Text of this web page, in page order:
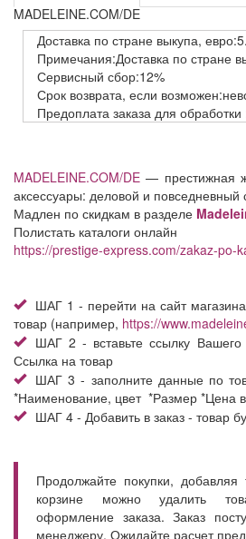
MADELEINE.COM/DE
Доставка по стране выкупа,
Примечания:Доставка по стране
Сервисный сбор:12%
Срок возврата, если
Предоплата заказа для обработки
MADELEINE.COM/DE — престижная
аксессуары: деловой и повседневный
Мадлен по скидкам в разделе
Полистать каталоги онлайн
https://prestige-express.com/zakaz-po-
ШАГ 1 - перейти на сайт
товар (например, https://
ШАГ 2 - вставьте ссылку
Ссылка на товар
ШАГ 3 - заполните данные по
*Наименование, цвет *Размер *Цена
ШАГ 4 - Добавить в заказ - товар
Продолжайте покупки,
корзине можно удалить
оформление заказа. Заказ
менеджеру. Ожидайте расчет